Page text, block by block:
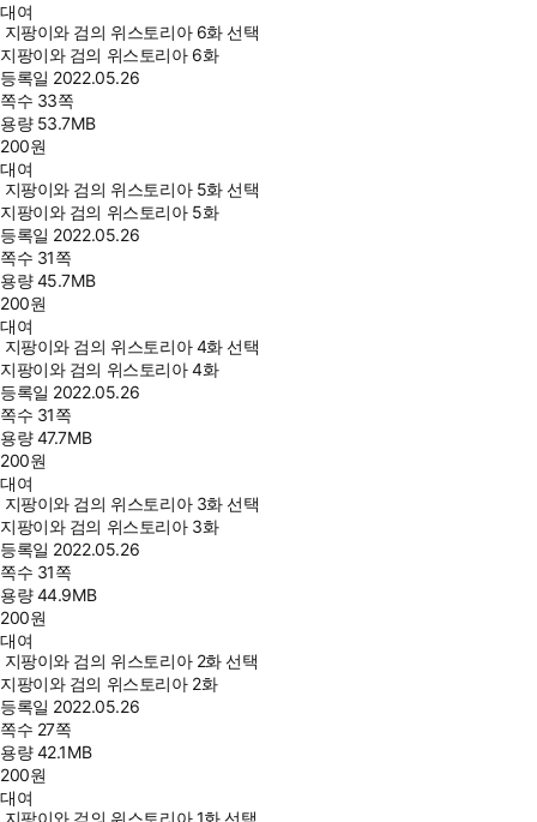
대여
지팡이와 검의 위스토리아 6화 선택
지팡이와 검의 위스토리아 6화
등록일 2022.05.26
쪽수 33쪽
용량 53.7MB
200원
대여
지팡이와 검의 위스토리아 5화 선택
지팡이와 검의 위스토리아 5화
등록일 2022.05.26
쪽수 31쪽
용량45.7MB
200원
대여
지팡이와 검의 위스토리아 4화 선택
지팡이와 검의 위스토리아 4화
등록일 2022.05.26
쪽수 31쪽
용량47.7MB
200원
대여
지팡이와 검의 위스토리아 3화 선택
지팡이와 검의 위스토리아 3화
등록일 2022.05.26
쪽수 31쪽
용량44.9MB
200원
대여
지팡이와 검의 위스토리아 2화 선택
지팡이와 검의 위스토리아 2화
등록일 2022.05.26
쪽수 27쪽
용량42.1MB
200원
대여
지팡이와 검의 위스토리아 1화 선택